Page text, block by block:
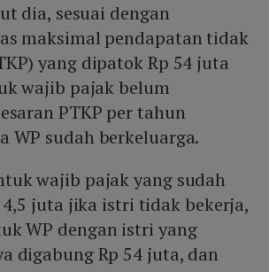
dia, sesuai dengan
maksimal pendapatan tidak
yang dipatok Rp 54 juta
wajib pajak belum
PTKP per tahun
WP sudah berkeluarga.
wajib pajak yang sudah
juta jika istri tidak bekerja,
WP dengan istri yang
digabung Rp 54 juta, dan